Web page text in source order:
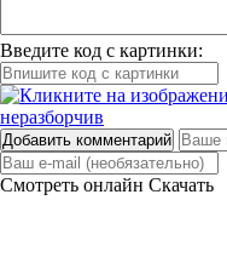
Введите код с картинки:
Добавить комментарий
Смотреть онлайн Скачать